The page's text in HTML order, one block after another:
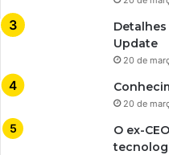
Update
20 de
20 de
O ex-